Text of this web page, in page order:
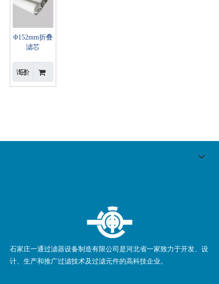
Φ152mm折叠
滤芯
询价
石家庄一通过滤器设备制造有限公司是河北省一家致力于开发、设
计、生产和推广过滤技术及过滤元件的高科技企业。